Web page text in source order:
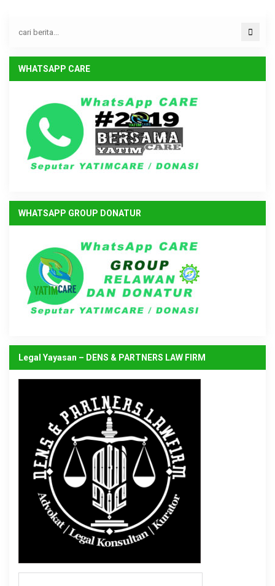
WHATSAPP CARE
WHATSAPP GROUP DONATUR
Legal Yayasan – DENS & PARTNERS LAW FIRM